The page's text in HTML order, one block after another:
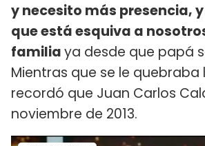
y necesito más presencia,
que está esquiva a
familiaya desde que papá
Mientras que se le quebraba
recordó que Juan Carlos
noviembre de 2013.